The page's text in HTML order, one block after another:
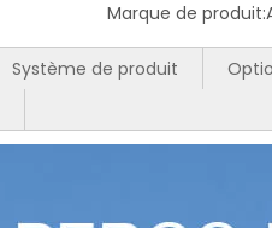
Marque de produit:
Système de produit